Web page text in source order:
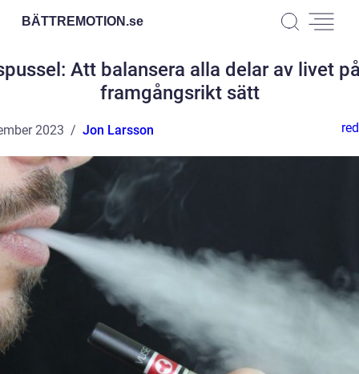
BÄTTREMOTION.se
Att balansera alla delar av livet
framgångsrikt sätt
2023 Jon Larsson